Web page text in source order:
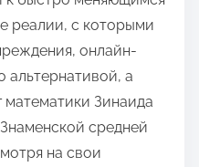
реалии, с которыми
онлайн-
альтернативой, а
математики Зинаида
средней
на свои